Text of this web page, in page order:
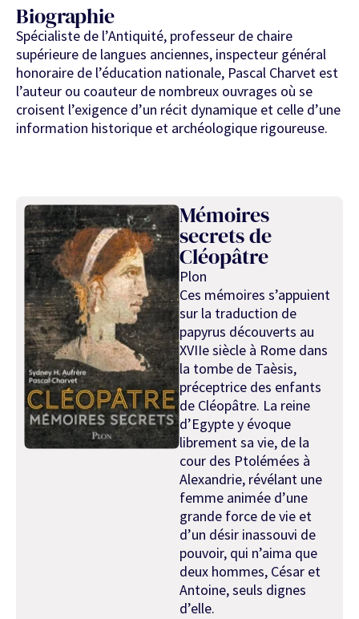
Biographie
Spécialiste de l’Antiquité, professeur de chaire
supérieure de langues anciennes, inspecteur général
honoraire de l’éducation nationale, Pascal Charvet est
l’auteur ou coauteur de nombreux ouvrages où se
croisent l’exigence d’un récit dynamique et celle d’une
information historique et archéologique rigoureuse.
Mémoires
secrets de
Cléopâtre
Plon
Ces mémoires s’appuient
sur la traduction de
papyrus découverts au
XVIIe siècle à Rome dans
la tombe de Taèsis,
préceptrice des enfants
de Cléopâtre. La reine
d’Egypte y évoque
librement sa vie, de la
cour des Ptolémées à
Alexandrie, révélant une
femme animée d’une
grande force de vie et
d’un désir inassouvi de
pouvoir, qui n’aima que
deux hommes, César et
Antoine, seuls dignes
d’elle.